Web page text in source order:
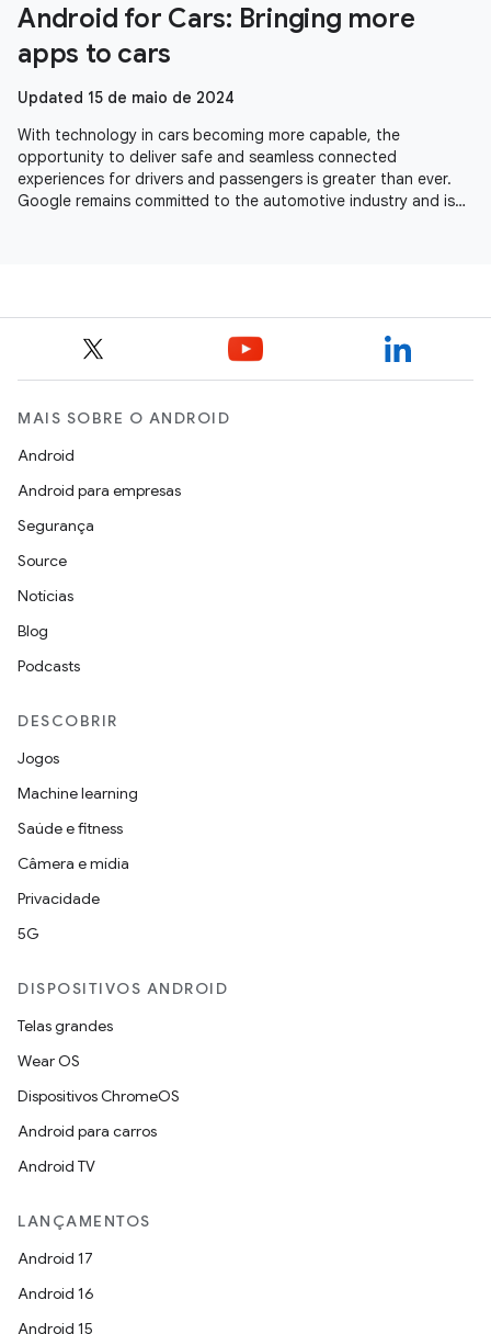
Android for Cars: Bringing more
apps to cars
Updated 15 de maio de 2024
With technology in cars becoming more capable, the
opportunity to deliver safe and seamless connected
experiences for drivers and passengers is greater than ever.
Google remains committed to the automotive industry and is
MAIS SOBRE O ANDROID
Android
Android para empresas
Segurança
Source
Notícias
Blog
Podcasts
DESCOBRIR
Jogos
Machine learning
Saúde e fitness
Câmera e mídia
Privacidade
5G
DISPOSITIVOS ANDROID
Telas grandes
Wear OS
Dispositivos ChromeOS
Android para carros
Android TV
LANÇAMENTOS
Android 17
Android 16
Android 15